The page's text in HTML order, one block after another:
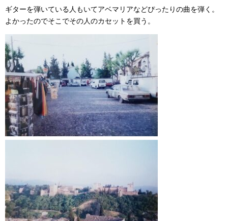
ギターを弾いている人もいてアベマリアなどぴったりの曲を弾く。
よかったのでそこでその人のカセットを買う。